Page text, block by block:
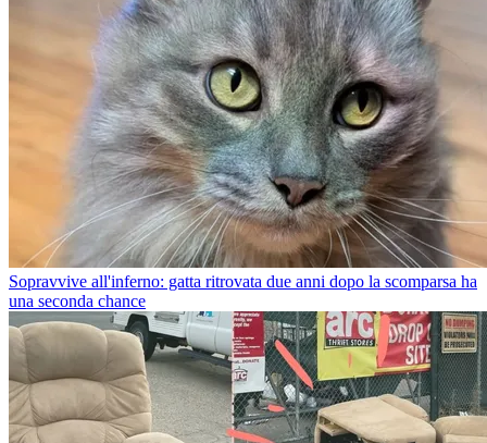
Sopravvive all'inferno: gatta ritrovata due anni dopo la scomparsa ha
una seconda chance